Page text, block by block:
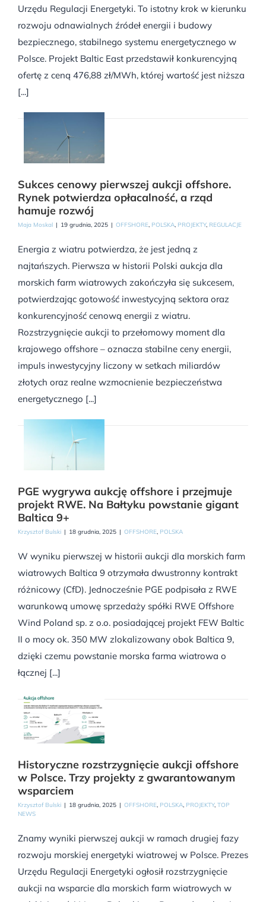
Urzędu Regulacji Energetyki. To istotny krok w kierunku
rozwoju odnawialnych źródeł energii i budowy
bezpiecznego, stabilnego systemu energetycznego w
Polsce. Projekt Baltic East przedstawił konkurencyjną
ofertę z ceną 476,88 zł/MWh, której wartość jest niższa
[...]
Sukces cenowy pierwszej aukcji offshore.
Rynek potwierdza opłacalność, a rząd
hamuje rozwój
Maja Moskal | 19 grudnia, 2025 | OFFSHORE, POLSKA, PROJEKTY, REGULACJE
Energia z wiatru potwierdza, że jest jedną z
najtańszych. Pierwsza w historii Polski aukcja dla
morskich farm wiatrowych zakończyła się sukcesem,
potwierdzając gotowość inwestycyjną sektora oraz
konkurencyjność cenową energii z wiatru.
Rozstrzygnięcie aukcji to przełomowy moment dla
krajowego offshore – oznacza stabilne ceny energii,
impuls inwestycyjny liczony w setkach miliardów
złotych oraz realne wzmocnienie bezpieczeństwa
energetycznego [...]
PGE wygrywa aukcję offshore i przejmuje
projekt RWE. Na Bałtyku powstanie gigant
Baltica 9+
Krzysztof Bulski | 18 grudnia, 2025 | OFFSHORE POLSKA
W wyniku pierwszej w historii aukcji dla morskich farm
wiatrowych Baltica 9 otrzymała dwustronny kontrakt
różnicowy (CfD). Jednocześnie PGE podpisała z RWE
warunkową umowę sprzedaży spółki RWE Offshore
Wind Poland sp. z o.o. posiadającej projekt FEW Baltic
II o mocy ok. 350 MW zlokalizowany obok Baltica 9,
dzięki czemu powstanie morska farma wiatrowa o
łącznej [...]
Historyczne rozstrzygnięcie aukcji offshore
w Polsce. Trzy projekty z gwarantowanym
wsparciem
Krzysztof Bulski | 18 grudnia, 2025 | OFFSHORE, POLSKA, PROJEKTY, TOP
NEWS
Znamy wyniki pierwszej aukcji w ramach drugiej fazy
rozwoju morskiej energetyki wiatrowej w Polsce. Prezes
Urzędu Regulacji Energetyki ogłosił rozstrzygnięcie
aukcji na wsparcie dla morskich farm wiatrowych w